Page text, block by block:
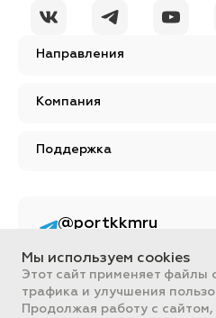
Направления
Компания
Поддержка
Вся информация, размещенная на
@portkkmru
контент PORT - бизнес
портал
Мы используем cookies
Этот сайт применяет файлы
трафика и улучшения
Продолжая работу с